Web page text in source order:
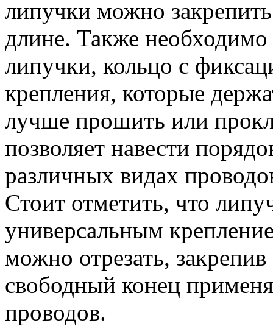
липучки можно
длине. Также
липучки, кольцо с
крепления, которые
лучше прошить или
позволяет навести
различных видах
Стоит отметить, что
универсальным
можно отрезать,
свободный конец
проводов.